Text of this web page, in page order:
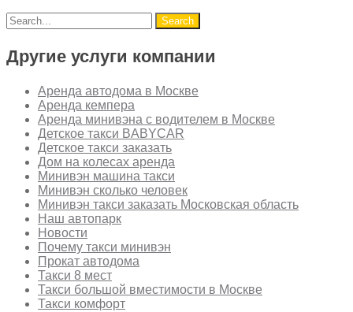
Другие услуги компании
Аренда автодома в Москве
Аренда кемпера
Аренда минивэна с водителем в Москве
Детское такси BABYCAR
Детское такси заказать
Дом на колесах аренда
Минивэн машина такси
Минивэн сколько человек
Минивэн такси заказать Московская область
Наш автопарк
Новости
Почему такси минивэн
Прокат автодома
Такси 8 мест
Такси большой вместимости в Москве
Такси комфорт